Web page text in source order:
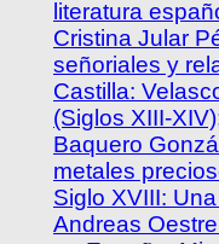
literatura
Cristina Jular
señoriales y
Castilla:
(Siglos XIII-
Baquero
metales
Siglo XVIII:
Andreas